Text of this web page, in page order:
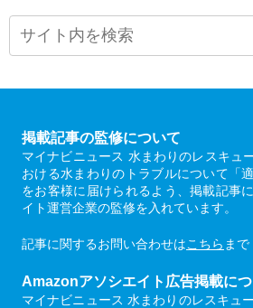
掲載記事の監修について
マイナビニュース 水まわりのレスキュ
おける水まわりのトラブルについて「
をお客様に届けられるよう、掲載記事
イト運営企業の監修を入れています。
記事に関するお問い合わせはこちら まで
Amazonアソシエイト広告掲載に
マイナビニュース 水まわりのレスキュ